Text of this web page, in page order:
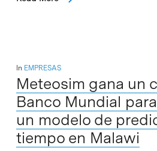
In EMPRESAS
Meteosim gana un
Banco Mundial
un modelo de
tiempo en Malawi